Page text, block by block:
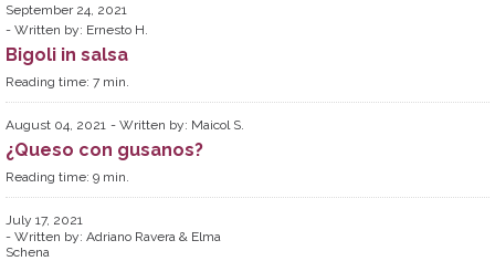
September 24, 2021
Written by: Ernesto H.
Bigoli in salsa
Reading time: 7 min.
August 04, 2021 Written by: Maicol S.
¿Queso con gusanos?
Reading time: 9 min.
July 17, 2021
Written by: Adriano Ravera & Elma
Schena